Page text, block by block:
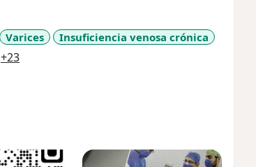
Varices
Insuficiencia venosa crónica
+23a11y_sr_more_diseases